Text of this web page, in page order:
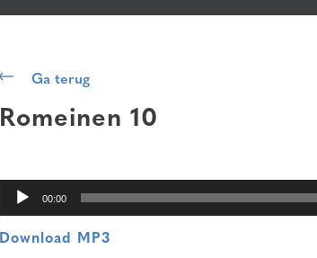
Ga terug
Romeinen 10
00:00
Download MP3